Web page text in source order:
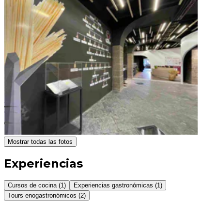
Mostrar todas las fotos
Experiencias
Cursos de cocina (1)
Experiencias gastronómicas (1)
Tours enogastronómicos (2)